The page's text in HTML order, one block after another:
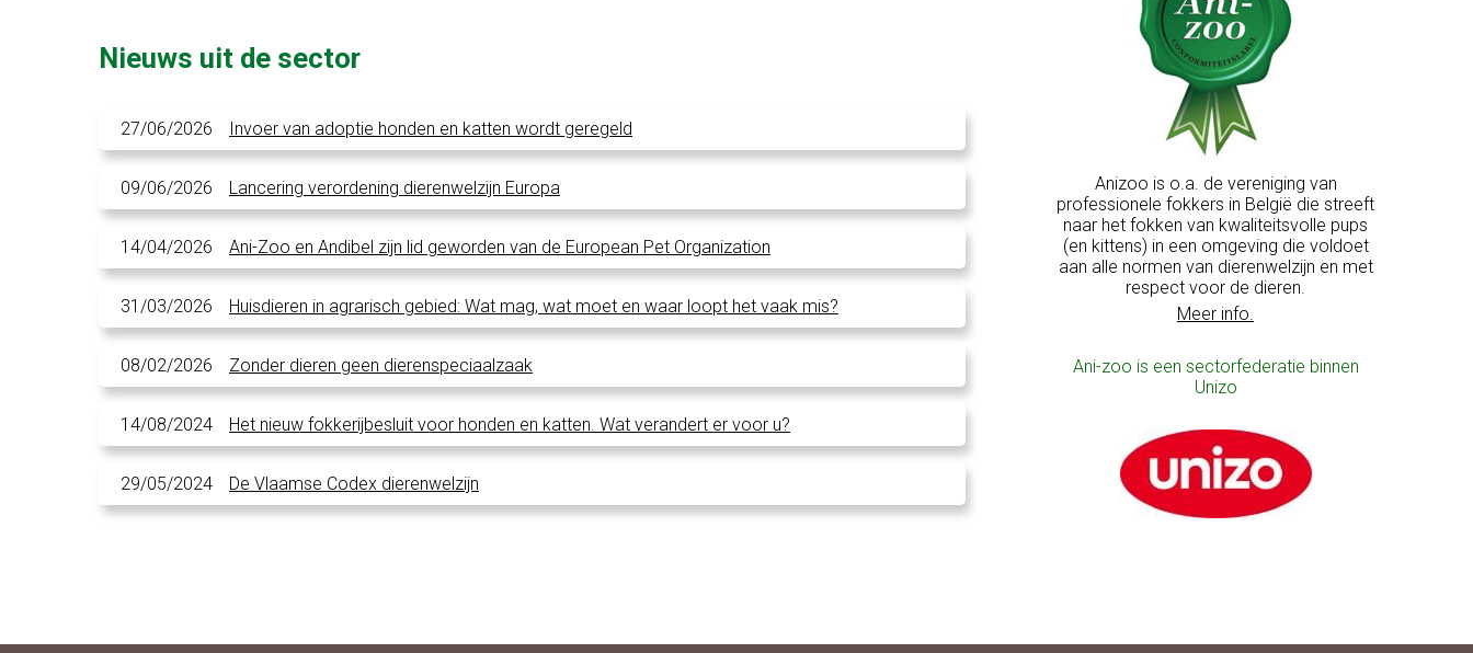
Anizoo is o.a. de vereniging van
professionele fokkers in België die streeft
naar het fokken van kwaliteitsvolle pups
(en kittens) in een omgeving die voldoet
aan alle normen van dierenwelzijn en met
respect voor de dieren.
Meer info.
Ani-zoo is een sectorfederatie binnen
Unizo
Nieuws uit de sector
27/06/2026 Invoer van adoptie honden en katten wordt geregeld
09/06/2026 Lancering verordening dierenwelzijn Europa
14/04/2026 Ani-Zoo en Andibel zijn lid geworden van de European Pet Organization
31/03/2026 Huisdieren in agrarisch gebied: Wat mag, wat moet en waar loopt het vaak mis?
08/02/2026 Zonder dieren geen dierenspeciaalzaak
14/08/2024 Het nieuw fokkerijbesluit voor honden en katten. Wat verandert er voor u?
29/05/2024 De Vlaamse Codex dierenwelzijn